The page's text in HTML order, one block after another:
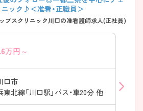
ック♪＜准看・正職員＞
プスクリニック川口の准看護師求人(正社員)
万円～
口市
東北線「川口駅」バス・車20分 他